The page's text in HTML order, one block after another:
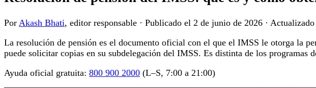
Por Akash Bhati, editor responsable · Publicado el 2 de junio de 2026 ·
La resolución de pensión es el documento oficial con el que el IMSS le otorga la
puede solicitar copias en su subdelegación del IMSS. Es distinta de los programas
Ayuda oficial gratuita: 800 900 2000 (L–S, 7:00 a 21:00)